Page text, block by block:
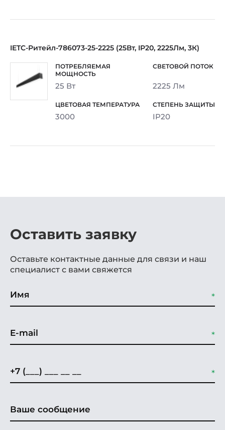
IETC-Ритейл-786073-25-2225 (25Вт, IP20, 2225Лм, 3К)
25 Вт 2225 Лм
3000 IP20
Оставить заявку
Оставьте контактные данные для связи и наш
специалист с вами свяжется